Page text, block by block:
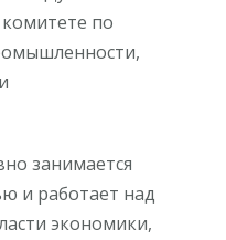
по
занимается
и работает над
экономики,